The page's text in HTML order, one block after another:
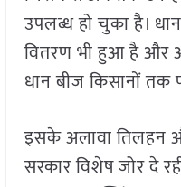
उपलब्ध हो चुका है।
वितरण भी हुआ है और
धान बीज किसानों तक
इसके अलावा तिलहन
सरकार विशेष जोर दे